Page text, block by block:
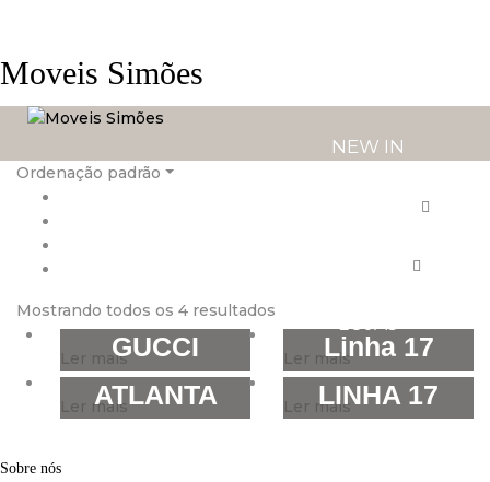
Moveis Simões
NEW IN
LOJAS
Ordenação padrão
Mostrando todos os 4 resultados
Ler maisGUCCI Ler maisLinha 17
Ler maisATLANTA Ler maisLINHA 17
Sobre nós